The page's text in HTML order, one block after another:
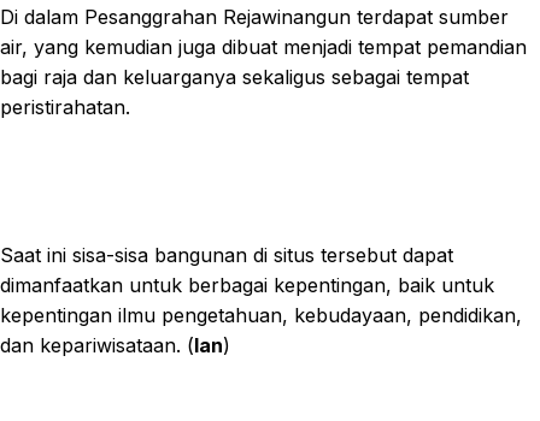
Di dalam Pesanggrahan Rejawinangun terdapat sumber
air, yang kemudian juga dibuat menjadi tempat pemandian
bagi raja dan keluarganya sekaligus sebagai tempat
peristirahatan.
Saat ini sisa-sisa bangunan di situs tersebut dapat
dimanfaatkan untuk berbagai kepentingan, baik untuk
kepentingan ilmu pengetahuan, kebudayaan, pendidikan,
dan kepariwisataan. (Ian)